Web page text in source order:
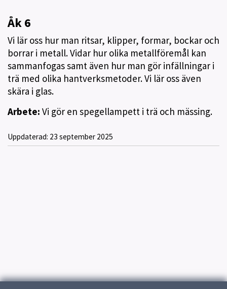
Åk 6
Vi lär oss hur man ritsar, klipper, formar, bockar och
borrar i metall. Vidar hur olika metallföremål kan
sammanfogas samt även hur man gör infällningar i
trä med olika hantverksmetoder. Vi lär oss även
skära i glas.
Arbete: Vi gör en spegellampett i trä och mässing.
Uppdaterad: 23 september 2025